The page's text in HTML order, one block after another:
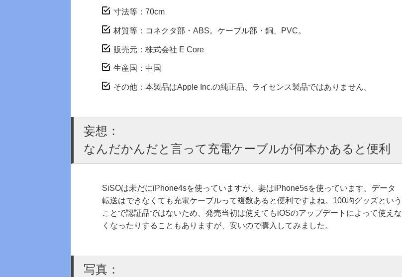
寸法等：70cm
材質等：コネクタ部・ABS。ケーブル部・銅、PVC。
販売元：株式会社 E Core
生産国：中国
その他：本製品はApple Inc.の純正品、ライセンス製品ではありません。
妄想：
なんだかんだと言って充電ケーブルが何本かあると便利
SiSOは未だにiPhone4sを使っていますが、妻はiPhone5sを使っています。データ
転送はできなくても充電ケーブルって複数あると便利ですよね。100均グッズという
ことで認証品ではないため、発売当初は使えてもiOSのアップデートによって使えな
くなったりすることもありますが、安いので購入してみました。
写真：